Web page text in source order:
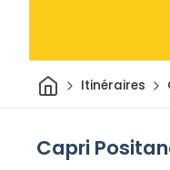
Maison
Itinéraires
Capri